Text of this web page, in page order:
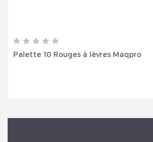
Palette 10 Rouges à lèvres Maqpro